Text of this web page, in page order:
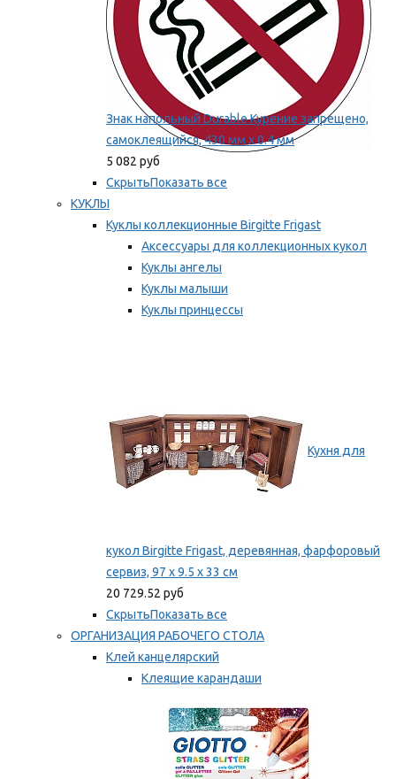
Знак напольный Durable Курение запрещено,
самоклеящийся, 430 мм х 0.4 мм
5 082 руб
СкрытьПоказать все
КУКЛЫ
Куклы коллекционные Birgitte Frigast
Аксессуары для коллекционных кукол
Куклы ангелы
Куклы малыши
Куклы принцессы
Кухня для
кукол Birgitte Frigast, деревянная, фарфоровый
сервиз, 97 x 9.5 x 33 см
20 729.52 руб
СкрытьПоказать все
ОРГАНИЗАЦИЯ РАБОЧЕГО СТОЛА
Клей канцелярский
Клеящие карандаши
Мы рекомендуем